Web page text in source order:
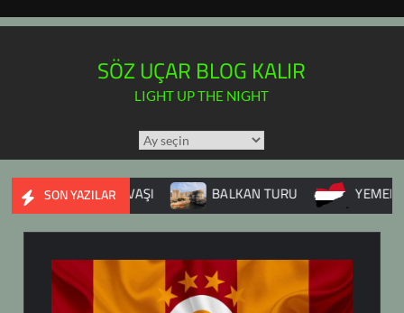
SÖZ UÇAR BLOG KALIR
LIGHT UP THE NIGHT
TÜM
YAZILAR
TAKVİMİ
SON YAZILAR
İÇ SAVAŞI BALKAN TURU YEMEN